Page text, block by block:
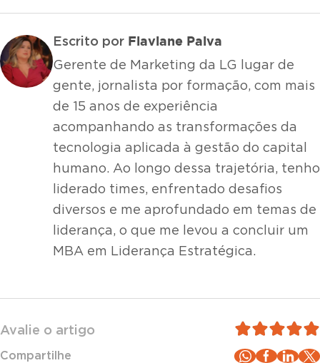
Escrito por Flaviane Paiva
Gerente de Marketing da LG lugar de
gente, jornalista por formação, com mais
de 15 anos de experiência
acompanhando as transformações da
tecnologia aplicada à gestão do capital
humano. Ao longo dessa trajetória, tenho
liderado times, enfrentado desafios
diversos e me aprofundado em temas de
liderança, o que me levou a concluir um
MBA em Liderança Estratégica.
Avalie o artigo
Compartilhe